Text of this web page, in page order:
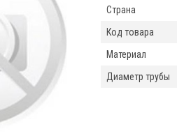
Страна
Код товара
Материал
Диаметр трубы